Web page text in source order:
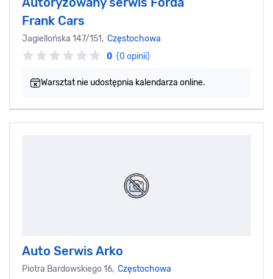
Frank Cars
Jagiellońska 147/151, Częstochowa
0 (0 opinii)
Warsztat nie udostępnia kalendarza online.
Auto Serwis Arko
Piotra Bardowskiego 16, Częstochowa